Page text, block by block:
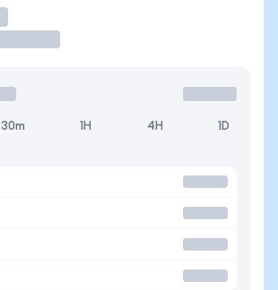
30m 1H 4H 1D